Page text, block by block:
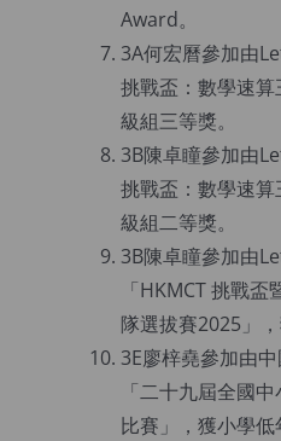
Award。
3A何宏曆參加由
挑戰盃：數學速
級組三等獎。
3B陳卓瞳參加由
挑戰盃：數學速
級組二等獎。
3B陳卓瞳參加由
「HKMCT 挑戰
隊選拔賽2025」
3E廖梓堯參加由
「二十九屆全國
比賽」，獲小學